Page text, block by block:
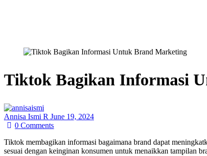
Tiktok Bagikan Informasi
Annisa Ismi R June 19, 2024
0Comments
Tiktok membagikan informasi bagaimana brand dapat
sesuai dengan keinginan konsumen untuk menaikkan tampilan